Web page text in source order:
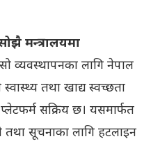
मन्त्रालयमा
व्यवस्थापनका लागि नेपाल
तथा खाद्य स्वच्छता
प्लेटफर्म सक्रिय छ। यसमार्फत
तथा सूचनाका लागि हटलाइन